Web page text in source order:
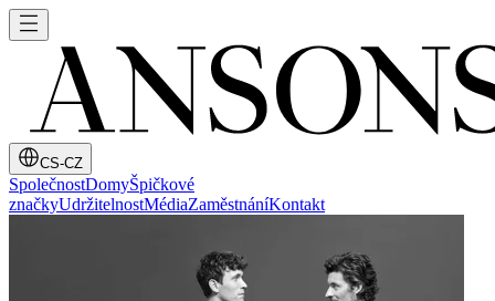
CS-CZ
SpolečnostDomyŠpičkové
značkyUdržitelnostMédiaZaměstnáníKontakt